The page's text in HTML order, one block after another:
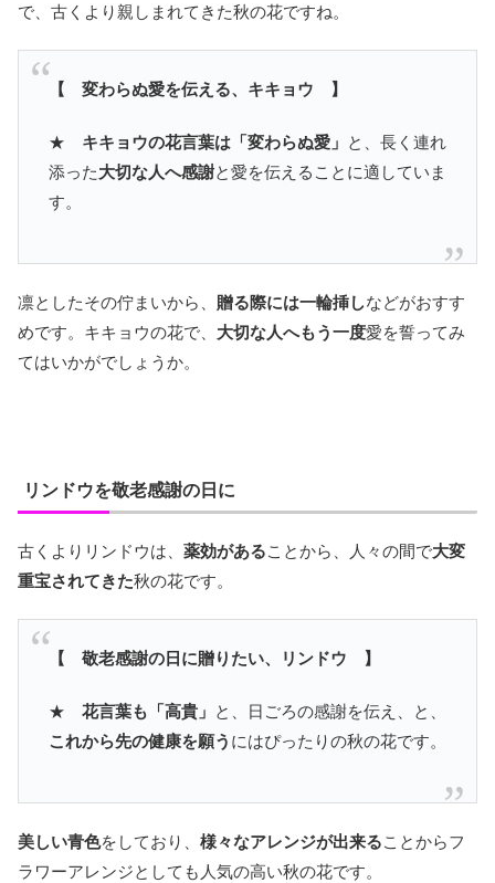
で、古くより親しまれてきた秋の花ですね。
【 変わらぬ愛を伝える、キキョウ 】
★ キキョウの花言葉は「変わらぬ愛」 と、長く連れ
添った大切な人へ感謝と愛を伝えることに適していま
す。
凛としたその佇まいから、 贈る際には一輪挿しなどがおすす
めです。キキョウの花で、 大切な人へもう一度愛を誓ってみ
てはいかがでしょうか。
リンドウを敬老感謝の日に
古くよりリンドウは、 薬効があることから、人々の間で大変
重宝されてきた秋の花です。
【 敬老感謝の日に贈りたい、リンドウ 】
★ 花言葉も「高貴」 と、日ごろの感謝を伝え、と、
これから先の健康を願う にはぴったりの秋の花です。
美しい青色をしており、 様々なアレンジが出来ることからフ
ラワーアレンジとしても人気の高い秋の花です。